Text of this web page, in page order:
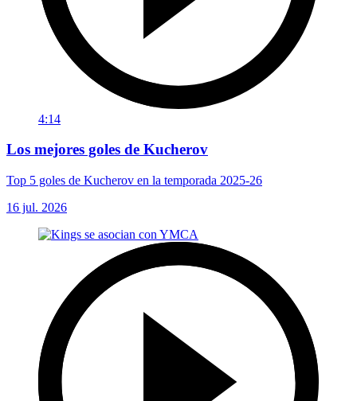
4:14
Los mejores goles de Kucherov
Top 5 goles de Kucherov en la temporada 2025-26
16 jul. 2026